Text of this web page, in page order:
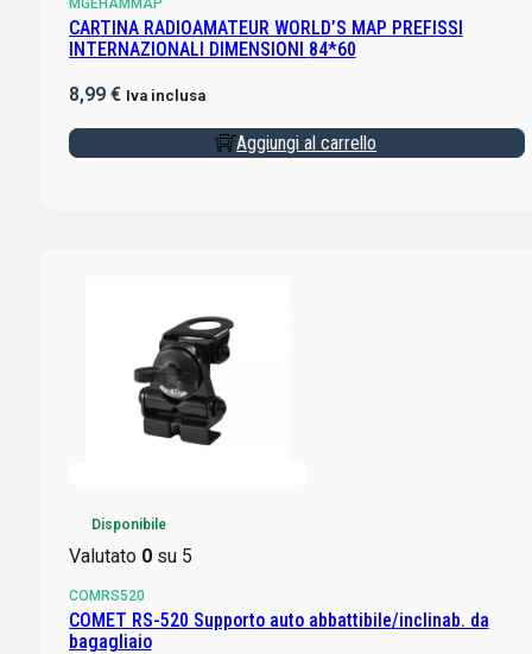
MGEHAMMAP
CARTINA RADIOAMATEUR WORLD’S MAP PREFISSI
INTERNAZIONALI DIMENSIONI 84*60
8,99 € Iva inclusa
Aggiungi al carrello
Disponibile
Valutato 0su 5
COMRS520
COMET RS-520 Supporto auto abbattibile/inclinab. da
bagagliaio